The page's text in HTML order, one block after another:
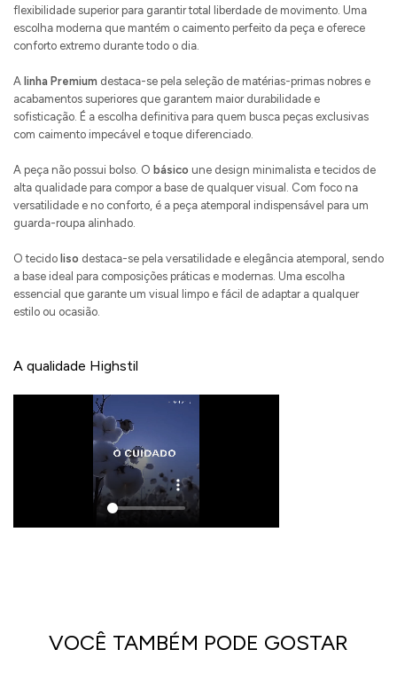
flexibilidade superior para garantir total liberdade de movimento. Uma
escolha moderna que mantém o caimento perfeito da peça e oferece
conforto extremo durante todo o dia.
A linha Premium destaca-se pela seleção de matérias-primas nobres e
acabamentos superiores que garantem maior durabilidade e
sofisticação. É a escolha definitiva para quem busca peças exclusivas
com caimento impecável e toque diferenciado.
A peça não possui bolso. O básico une design minimalista e tecidos de
alta qualidade para compor a base de qualquer visual. Com foco na
versatilidade e no conforto, é a peça atemporal indispensável para um
guarda-roupa alinhado.
O tecido liso destaca-se pela versatilidade e elegância atemporal, sendo
a base ideal para composições práticas e modernas. Uma escolha
essencial que garante um visual limpo e fácil de adaptar a qualquer
estilo ou ocasião.
A qualidade Highstil
VOCÊ TAMBÉM PODE GOSTAR